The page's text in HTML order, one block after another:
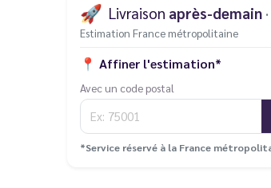
🚀 Livraison après-demain
Estimation France métropolitaine
📍 Affiner l'estimation*
Avec un code postal
*Service réservé à la France